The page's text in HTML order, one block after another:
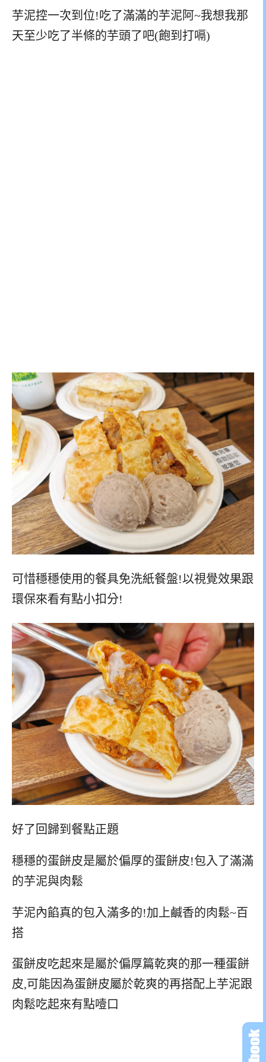
芋泥控一次到位!吃了滿滿的芋泥阿~我想我那
天至少吃了半條的芋頭了吧(飽到打嗝)
可惜穩穩使用的餐具免洗紙餐盤!以視覺效果跟
環保來看有點小扣分!
好了回歸到餐點正題
穩穩的蛋餅皮是屬於偏厚的蛋餅皮!包入了滿滿
的芋泥與肉鬆
芋泥內餡真的包入滿多的!加上鹹香的肉鬆~百
搭
蛋餅皮吃起來是屬於偏厚篇乾爽的那一種蛋餅
皮,可能因為蛋餅皮屬於乾爽的再搭配上芋泥跟
肉鬆吃起來有點噎口